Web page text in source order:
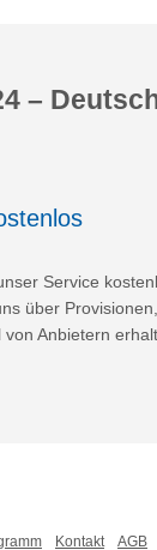
–
Service
über
Anbietern
Kontakt AGB